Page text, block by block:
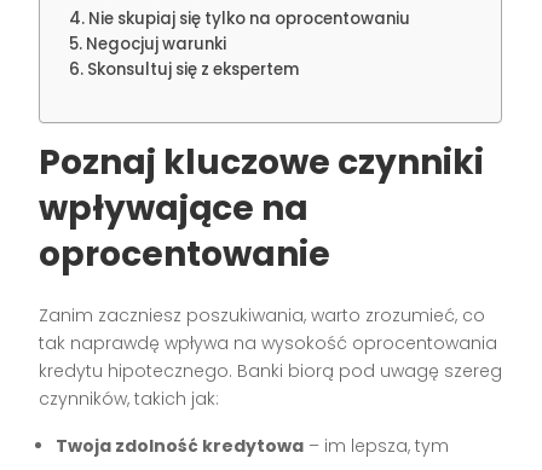
Nie skupiaj się tylko na oprocentowaniu
Negocjuj warunki
Skonsultuj się z ekspertem
Poznaj kluczowe czynniki
wpływające na
oprocentowanie
Zanim zaczniesz poszukiwania, warto zrozumieć, co
tak naprawdę wpływa na wysokość oprocentowania
kredytu hipotecznego. Banki biorą pod uwagę szereg
czynników, takich jak:
Twoja zdolność kredytowa – im lepsza, tym